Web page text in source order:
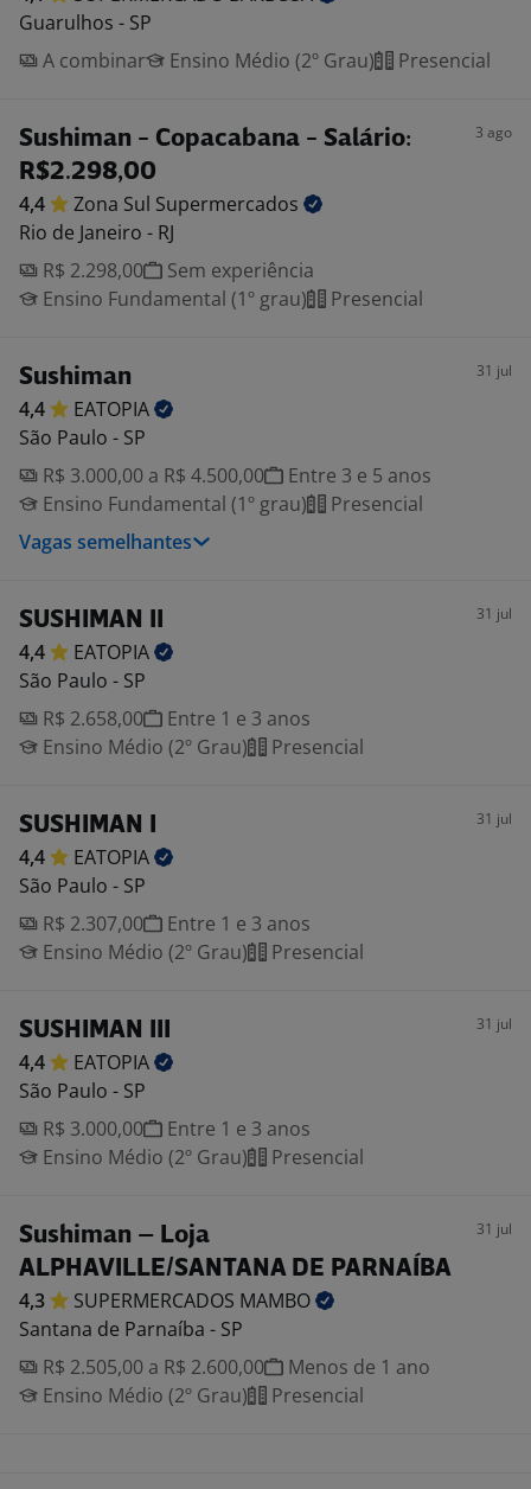
Guarulhos - SP
A combinar
Ensino Médio (2º Grau) Presencial
Sushiman - Copacabana - Salário:
R$2.298,00
3 ago
4,4 Zona Sul Supermercados
Rio de Janeiro - RJ
R$ 2.298,00
Sem experiência
Ensino Fundamental (1º grau)
Presencial
Sushiman 31 jul
4,4
EATOPIA
São Paulo - SP
R$ 3.000,00 a R$ 4.500,00
Entre 3 e 5 anos
Ensino Fundamental (1º grau)
Presencial
Vagas semelhantes
SUSHIMAN II 31 jul
4,4
EATOPIA
São Paulo - SP
R$ 2.658,00
Entre 1 e 3 anos
Ensino Médio (2º Grau)
Presencial
SUSHIMAN I 31 jul
4,4
EATOPIA
São Paulo - SP
R$ 2.307,00
Entre 1 e 3 anos
Ensino Médio (2º Grau)
Presencial
SUSHIMAN III 31 jul
4,4
EATOPIA
São Paulo - SP
R$ 3.000,00
Entre 1 e 3 anos
Ensino Médio (2º Grau)
Presencial
Sushiman – Loja
ALPHAVILLE/SANTANA DE PARNAÍBA
31 jul
4,3 SUPERMERCADOS MAMBO
Santana de Parnaíba - SP
R$ 2.505,00 a R$ 2.600,00
Menos de 1 ano
Ensino Médio (2º Grau)
Presencial